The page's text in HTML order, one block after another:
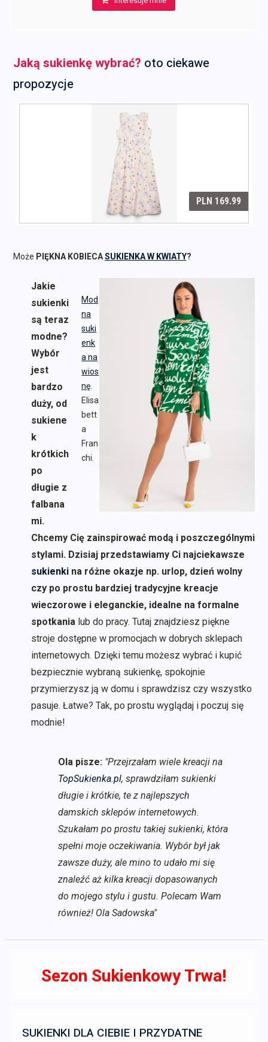
Jaką sukienkę wybrać? oto ciekawe
propozycje
Może PIĘKNA KOBIECASUKIENKA W KWIATY?
Mod
na
suki
enk
a na
wios
nę
Elisa
bett
a
Fran
chi.
Jakie
sukienki
są teraz
modne?
Wybór
jest
bardzo
duży, od
sukiene
k
krótkich
po
długie z
falbana
mi.
Chcemy Cię zainspirować modą i poszczególnymi
stylami. Dzisiaj przedstawiamy Ci najciekawsze
sukienkina różne okazje np. urlop, dzień wolny
czy po prostu bardziej tradycyjne kreacje
wieczorowe i eleganckie, idealne na formalne
spotkania lub do pracy. Tutaj znajdziesz piękne
stroje dostępne w promocjach w dobrych sklepach
internetowych. Dzięki temu możesz wybrać i kupić
bezpiecznie wybraną sukienkę, spokojnie
przymierzysz ją w domu i sprawdzisz czy wszystko
pasuje. Łatwe? Tak, po prostu wyglądaj i poczuj się
modnie!
Ola pisze: "Przejrzałam wiele kreacji na
TopSukienka.pl, sprawdziłam sukienki
długie i krótkie, te z najlepszych
damskich sklepów internetowych.
Szukałam po prostu takiej sukienki, która
spełni moje oczekiwania. Wybór był jak
zawsze duży, ale mino to udało mi się
znaleźć aż kilka kreacji dopasowanych
do mojego stylu i gustu. Polecam Wam
również! Ola Sadowska"
Sezon Sukienkowy Trwa!
SUKIENKI DLA CIEBIE I PRZYDATNE